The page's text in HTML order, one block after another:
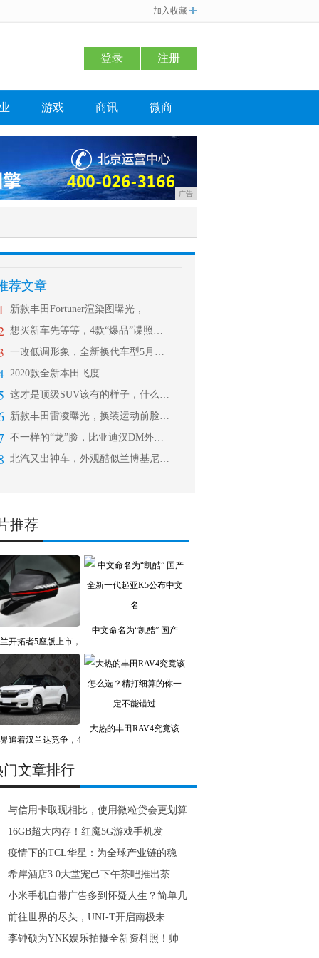
加入收藏
登录 注册
游戏 商讯 微商
广告
荐文章
新款丰田Fortuner渲染图曝光，
想买新车先等等，4款“爆品”谍照流出
一改低调形象，全新换代车型5月上市，
2020款全新本田飞度
这才是顶级SUV该有的样子，什么大G
新款丰田雷凌曝光，换装运动前脸，搭载
不一样的“龙”脸，比亚迪汉DM外观曝
北汽又出神车，外观酷似兰博基尼Uru
推荐
开拓者5座版上市，
中文命名为“凯酷” 国产
追着汉兰达竞争，4
大热的丰田RAV4究竟该
门文章排行
与信用卡取现相比，使用微粒贷会更划算
16GB超大内存！红魔5G游戏手机发
疫情下的TCL华星：为全球产业链的稳
希岸酒店3.0大堂宠己下午茶吧推出茶
小米手机自带广告多到怀疑人生？简单几
前往世界的尽头，UNI-T开启南极未
李钟硕为YNK娱乐拍摄全新资料照！帅